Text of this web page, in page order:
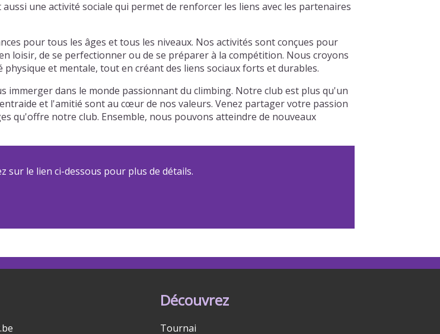
une activité sociale qui permet de renforcer les liens avec les partenaires
pour tous les âges et tous les niveaux. Nos activités sont conçues pour
loisir, de se perfectionner ou de se préparer à la compétition. Nous croyons
et mentale, tout en créant des liens sociaux forts et durables.
dans le monde passionnant du climbing. Notre club est plus qu'un
et l'amitié sont au cœur de nos valeurs. Venez partager votre passion
qu'offre notre club. Ensemble, nous pouvons atteindre de nouveaux
sur le lien ci-dessous pour plus de détails.
Découvrez
Tournai